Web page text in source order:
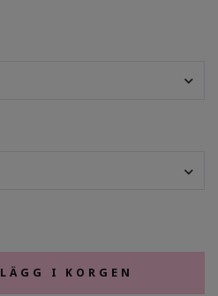
LÄGG I KORGEN